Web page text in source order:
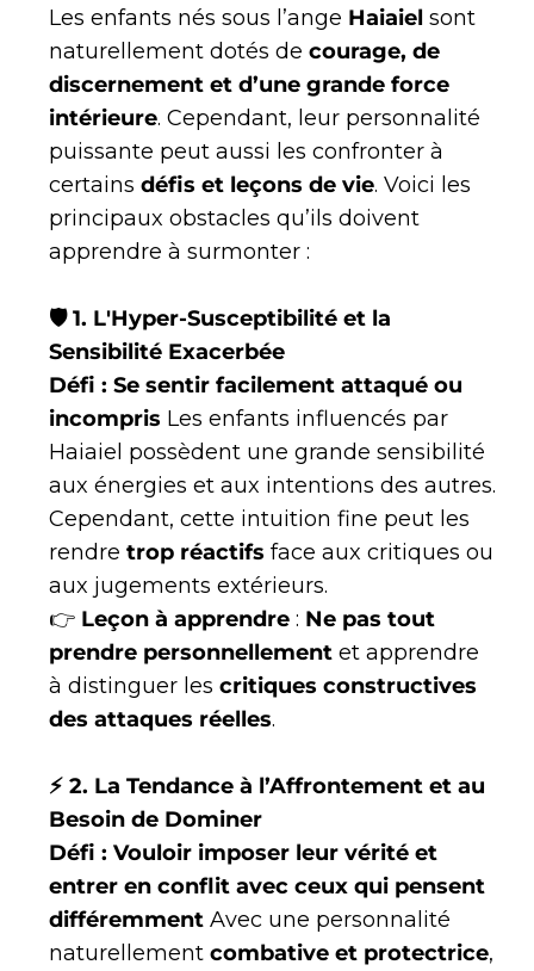
Les enfants nés sous l’ange Haiaiel sont
naturellement dotés de courage, de
discernement et d’une grande force
intérieure. Cependant, leur personnalité
puissante peut aussi les confronter à
certains défis et leçons de vie. Voici les
principaux obstacles qu’ils doivent
apprendre à surmonter :
🛡️ 1. L'Hyper-Susceptibilité et la
Sensibilité Exacerbée
Défi : Se sentir facilement attaqué ou
incompris Les enfants influencés par
Haiaiel possèdent une grande sensibilité
aux énergies et aux intentions des autres.
Cependant, cette intuition fine peut les
rendre trop réactifs face aux critiques ou
aux jugements extérieurs.
👉 Leçon à apprendre : Ne pas tout
prendre personnellement et apprendre
à distinguer les critiques constructives
des attaques réelles.
⚡ 2. La Tendance à l’Affrontement et au
Besoin de Dominer
Défi : Vouloir imposer leur vérité et
entrer en conflit avec ceux qui pensent
différemment Avec une personnalité
naturellement combative et protectrice,